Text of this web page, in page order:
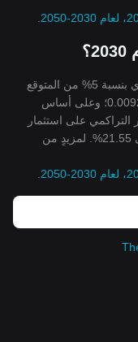
في 2030، بناءً على توقعات معدّل النمو السنوي بنسبة 5% من المتوقع
أن يصل سعر Theta Fuel(TFUEL) إلى $0.009238؛ وعلى أساس
التراكمي على استثمار
Theta Fuel والاحتفاظ بها حتى نهاية 2030 إلى 21.55%. لمزيدٍ من